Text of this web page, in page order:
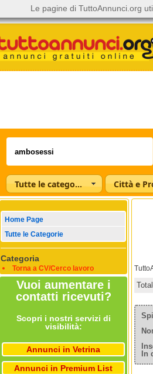
Tutte le categorie Città e
Home Page
Tutte le Categorie
Categoria
Torna a CV/Cerco lavoro
Vuoi aumentare i
contatti ricevuti?
Scopri i nostri servizi di
visibilità:
Annunci in Vetrina
Annunci in Premium List
In
Le pagine di TuttoAnnunci.org